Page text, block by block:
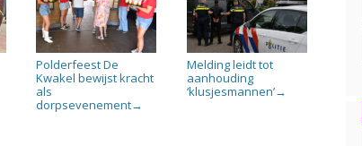
Polderfeest De
Kwakel bewijst kracht
als
dorpsevenement→
Melding leidt tot
aanhouding
‘klusjesmannen’→